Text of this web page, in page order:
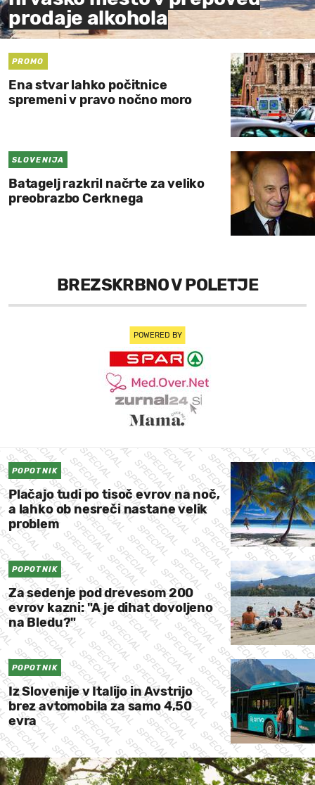
prodaje alkohola
PROMO
Ena stvar lahko počitnice
spremeni v pravo nočno moro
SLOVENIJA
Batagelj razkril načrte za veliko
preobrazbo Cerknega
BREZSKRBNO V POLETJE
POWERED BY
POPOTNIK
Plačajo tudi po tisoč evrov na noč,
a lahko ob nesreči nastane velik
problem
POPOTNIK
Za sedenje pod drevesom 200
evrov kazni: "A je dihat dovoljeno
na Bledu?"
POPOTNIK
Iz Slovenije v Italijo in Avstrijo
brez avtomobila za samo 4,50
evra